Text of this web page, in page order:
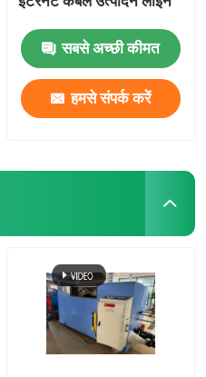
सबसे अच्छी कीमत
हमसे संपर्क करें